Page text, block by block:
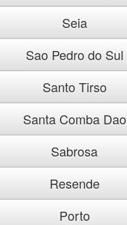
Seia
Sao Pedro do Sul
Santo Tirso
Santa Comba Dao
Sabrosa
Resende
Porto